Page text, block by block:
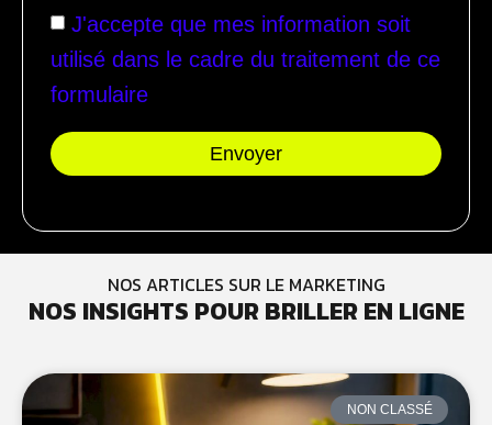
J'accepte que mes information soit
utilisé dans le cadre du traitement de ce
formulaire
Envoyer
NOS ARTICLES SUR LE MARKETING
NOS INSIGHTS POUR BRILLER EN LIGNE
NON CLASSÉ